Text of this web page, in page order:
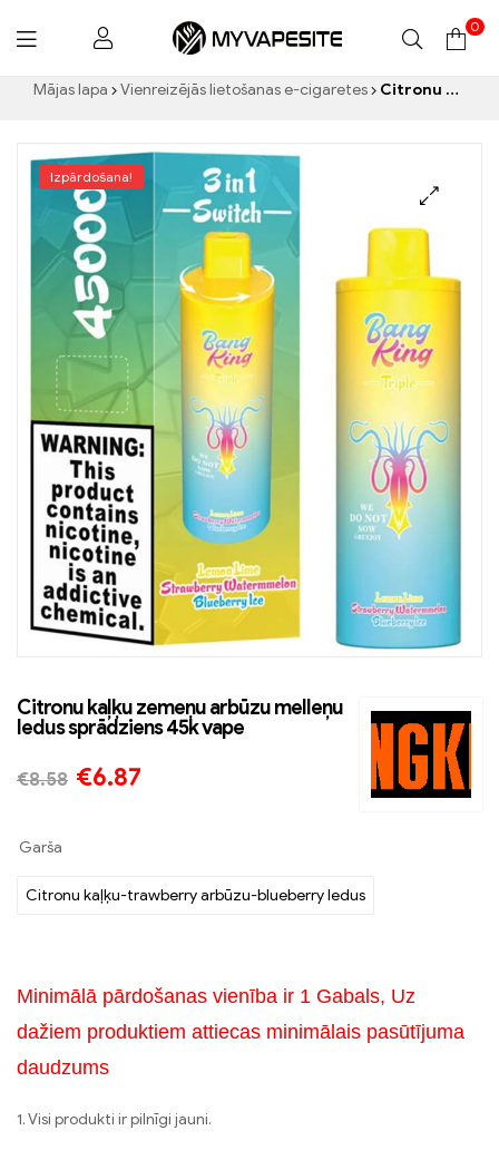
Myvapesite.de
0
Mājas lapa Vienreizējās lietošanas e-cigaretes Citronu kaļķu zemeņu arbūzu melleņu ledus sprādziens 45k vape
Izpārdošana!
Citronu kaļķu zemeņu arbūzu melleņu
ledus sprādziens 45k vape
€8.58 €6.87
Garša
Citronu kaļķu-trawberry arbūzu-blueberry ledus
Minimālā pārdošanas vienība ir 1 Gabals, Uz
dažiem produktiem attiecas minimālais pasūtījuma
daudzums
1. Visi produkti ir pilnīgi jauni.